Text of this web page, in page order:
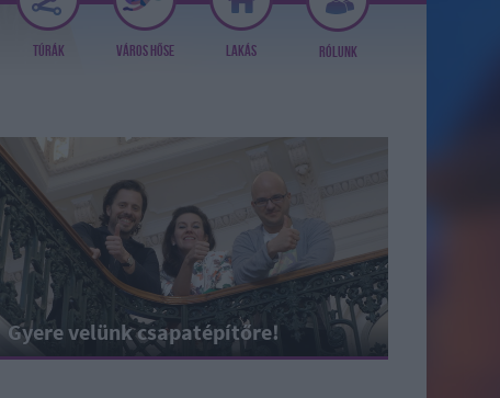
TÚRÁK VÁROS HŐSE LAKÁS RÓLUNK
Gyere velünk csapatépítőre!